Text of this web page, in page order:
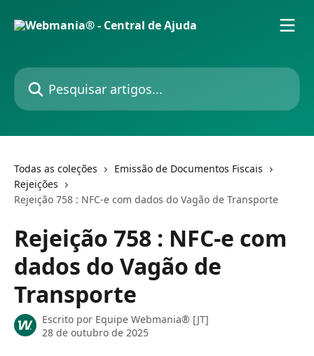
Pesquisar artigos...
Todas as coleções
Emissão de Documentos Fiscais
Rejeições
Rejeição 758 : NFC-e com dados do Vagão de Transporte
Rejeição 758 : NFC-e com
dados do Vagão de
Transporte
Escrito por Equipe Webmania® [JT]
28 de outubro de 2025